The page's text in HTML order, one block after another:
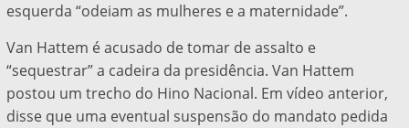
esquerda “odeiam as mulheres e a maternidade”.
Van Hattem é acusado de tomar de assalto e
“sequestrar” a cadeira da presidência. Van Hattem
postou um trecho do Hino Nacional. Em vídeo anterior,
disse que uma eventual suspensão do mandato pedida